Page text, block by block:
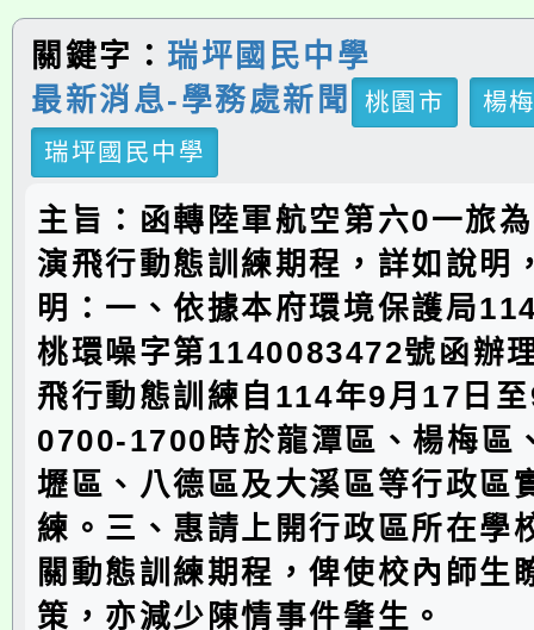
關鍵字： 瑞坪國民中學
最新消息-學務處新聞
桃園市
楊
瑞坪國民中學
主旨：函轉陸軍航空第六0一旅
演飛行動態訓練期程，詳如說明
明：一、依據本府環境保護局
桃環噪字第1140083472號函辦
飛行動態訓練自114年9月17日
0700-1700時於龍潭區、楊梅區
壢區、八德區及大溪區等行政區
練。三、惠請上開行政區所在學
關動態訓練期程，俾使校內師生
策，亦減少陳情事件肇生。